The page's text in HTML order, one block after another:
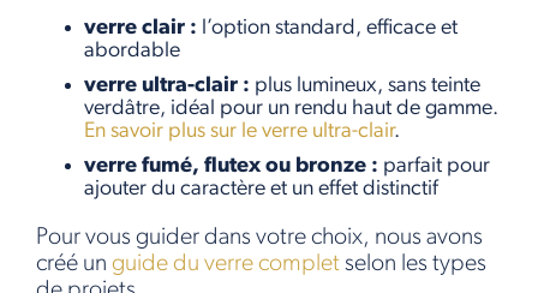
verre clair : l’option standard, efficace et
abordable
verre ultra-clair : plus lumineux, sans teinte
verdâtre, idéal pour un rendu haut de gamme.
En savoir plus sur le verre ultra-clair.
verre fumé, flutex ou bronze : parfait pour
ajouter du caractère et un effet distinctif
Pour vous guider dans votre choix, nous avons
créé un guide du verre complet selon les types